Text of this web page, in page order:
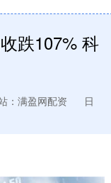
跌107% 科
：满盈网配资
日